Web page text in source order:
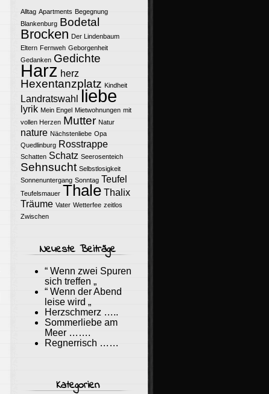
Alltag Apartments Begegnung
Blankenburg Bodetal
Brocken Der Lindenbaum
Eltern Fernweh Geborgenheit
Gedanken Gedichte
Harz herz
Hexentanzplatz Kindheit
Landratswahl liebe
lyrik Mein Engel Mietwohnungen mit
vollen Herzen Mutter Natur
nature Nächstenliebe Opa
Quedlinburg Rosstrappe
Schatten Schatz Seerosenteich
Sehnsucht Selbstlosigkeit
Sonnenuntergang Sonntag Teufel
Teufelsmauer Thale Thalix
Träume Vater Wetterfee zeitlos
Zwischen
Neueste Beiträge
“ Wenn zwei Spuren
sich treffen „
“ Wenn der Abend
leise wird „
Herzschmerz …..
Sommerliebe am
Meer …….
Regnerrisch ……
Kategorien